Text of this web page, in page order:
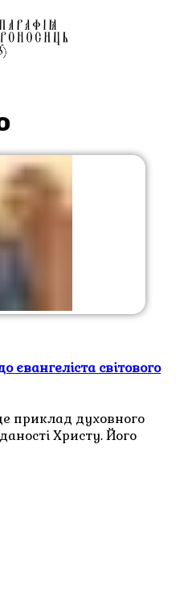
євангеліста світового
приклад духовного
Христу. Його